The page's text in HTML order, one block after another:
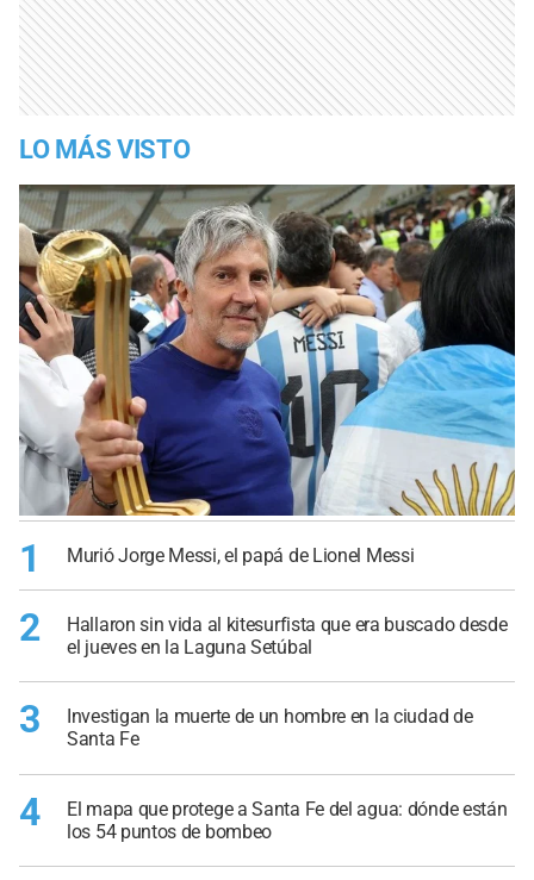
LO MÁS VISTO
1 Murió Jorge Messi, el papá de Lionel Messi
2
Hallaron sin vida al kitesurfista que era buscado desde
el jueves en la Laguna Setúbal
3
Investigan la muerte de un hombre en la ciudad de
Santa Fe
4
El mapa que protege a Santa Fe del agua: dónde están
los 54 puntos de bombeo